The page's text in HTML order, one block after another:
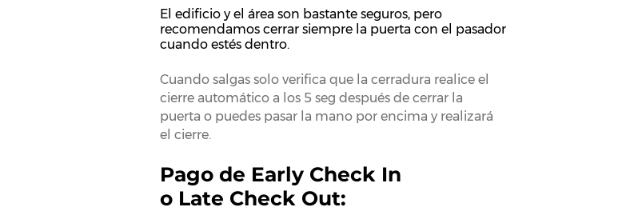
El edificio y el área son bastante seguros, pero
recomendamos cerrar siempre la puerta con el pasador
cuando estés dentro.
​Cuando salgas solo verifica que la cerradura realice el
cierre automático a los 5 seg después de cerrar la
puerta o puedes pasar la mano por encima y realizará
el cierre.
Pago de Early Check In
o Late Check Out: